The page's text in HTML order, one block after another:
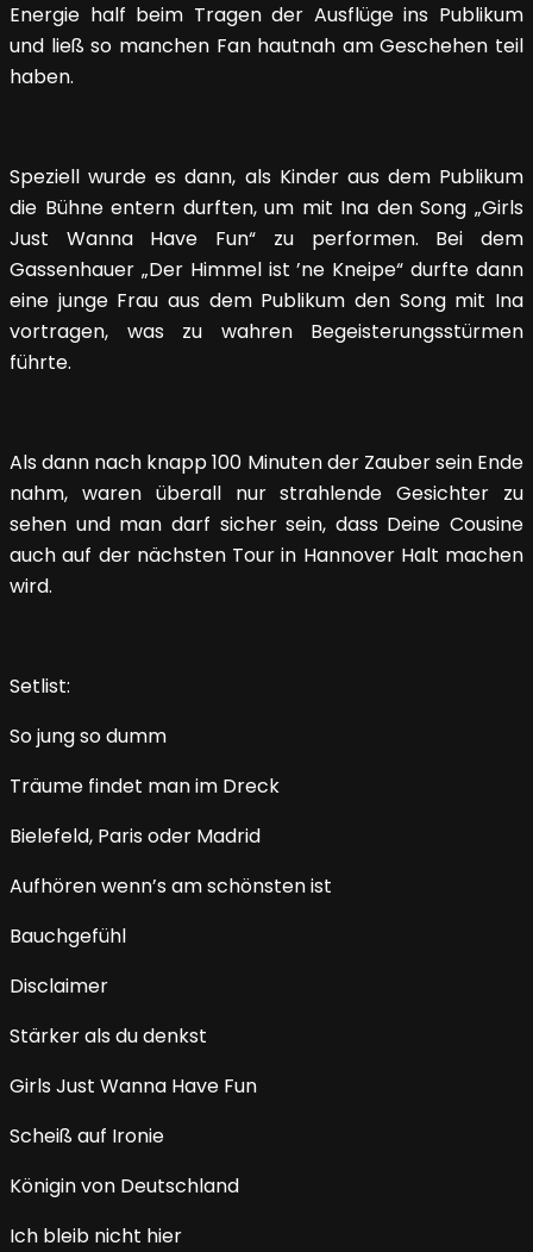
Energie half beim Tragen der Ausflüge ins Publikum
und ließ so manchen Fan hautnah am Geschehen teil
haben.
Speziell wurde es dann, als Kinder aus dem Publikum
die Bühne entern durften, um mit Ina den Song „Girls
Just Wanna Have Fun“ zu performen. Bei dem
Gassenhauer „Der Himmel ist ’ne Kneipe“ durfte dann
eine junge Frau aus dem Publikum den Song mit Ina
vortragen, was zu wahren Begeisterungsstürmen
führte.
Als dann nach knapp 100 Minuten der Zauber sein Ende
nahm, waren überall nur strahlende Gesichter zu
sehen und man darf sicher sein, dass Deine Cousine
auch auf der nächsten Tour in Hannover Halt machen
wird.
Setlist:
So jung so dumm
Träume findet man im Dreck
Bielefeld, Paris oder Madrid
Aufhören wenn’s am schönsten ist
Bauchgefühl
Disclaimer
Stärker als du denkst
Girls Just Wanna Have Fun
Scheiß auf Ironie
Königin von Deutschland
Ich bleib nicht hier